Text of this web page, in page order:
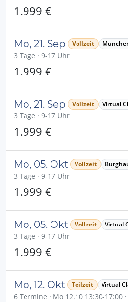
1.999 €
Mo, 21. Sep Vollzeit
3 Tage · 9-17 Uhr
1.999 €
Mo, 21. Sep Vollzeit Virtual
3 Tage · 9-17 Uhr
1.999 €
Mo, 05. Okt Vollzeit
3 Tage · 9-17 Uhr
1.999 €
Mo, 05. Okt Vollzeit Virtual
3 Tage · 9-17 Uhr
1.999 €
Mo, 12. Okt Teilzeit Virtual
6 Termine · Mo 12.10 13:30-17:00